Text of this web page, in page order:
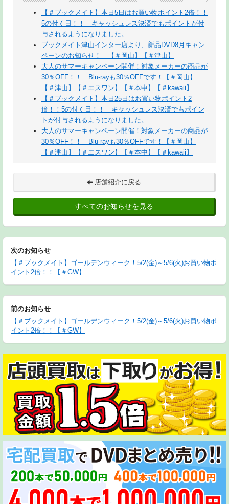
【＃ブックメイト】本日5日はお買い物ポイント2倍！！
5の付く日！！ キャッシュレス決済でもポイントが付
与されるようになりました。
ブックメイト津山インター店より、新品DVD8月キャン
ペーンのお知らせ！ 【＃岡山】【＃津山】
大人のサマーキャンペーン開催！対象メーカーの商品が
30％OFF！！ Blu-rayも30％OFFです！【＃岡山】
【＃津山】【＃エスワン】【＃本中】【＃kawaii】
【＃ブックメイト】本日25日はお買い物ポイント2
倍！！5の付く日！！ キャッシュレス決済でもポイン
トが付与されるようになりました。
大人のサマーキャンペーン開催！対象メーカーの商品が
30％OFF！！ Blu-rayも30％OFFです！【＃岡山】
【＃津山】【＃エスワン】【＃本中】【＃kawaii】
店舗紹介に戻る
すべてのお知らせを見る
次のお知らせ
【＃ブックメイト】ゴールデンウィーク！5/2(金)～5/6(火)お買い物ポ
イント2倍！！【＃GW】
前のお知らせ
【＃ブックメイト】ゴールデンウィーク！5/2(金)～5/6(火)お買い物ポ
イント2倍！！【＃GW】